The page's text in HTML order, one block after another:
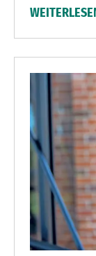
dem
25-jähriges